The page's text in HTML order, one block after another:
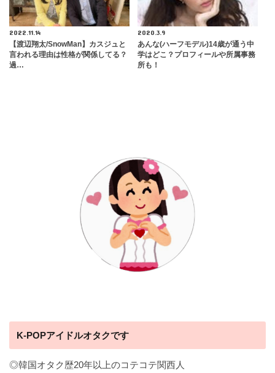
2022.11.14
【渡辺翔太/SnowMan】カスジュと
言われる理由は性格が関係してる？
過…
2020.3.9
あんな(ハーフモデル)14歳が通う中
学はどこ？プロフィールや所属事務
所も！
K-POPアイドルオタクです
◎韓国オタク歴20年以上のコテコテ関西人